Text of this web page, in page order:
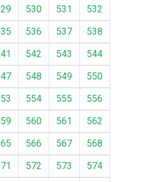
530 531
532
536 537
538
542 543
544
548 549
550
554 555
556
560 561
562
566 567
568
572 573
574